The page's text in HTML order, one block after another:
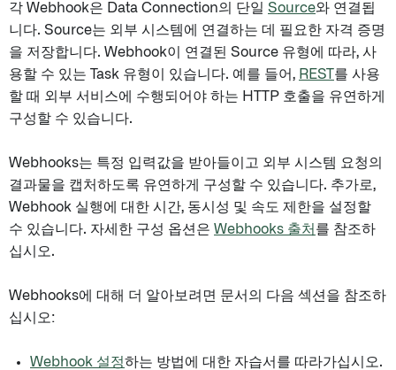
각 Webhook은 Data Connection의 단일 Source와 연결됩
니다. Source는 외부 시스템에 연결하는 데 필요한 자격 증명
을 저장합니다. Webhook이 연결된 Source 유형에 따라, 사
용할 수 있는 Task 유형이 있습니다. 예를 들어, REST를 사용
할 때 외부 서비스에 수행되어야 하는 HTTP 호출을 유연하게
구성할 수 있습니다.
Webhooks는 특정 입력값을 받아들이고 외부 시스템 요청의
결과물을 캡처하도록 유연하게 구성할 수 있습니다. 추가로,
Webhook 실행에 대한 시간, 동시성 및 속도 제한을 설정할
수 있습니다. 자세한 구성 옵션은 Webhooks 출처 를 참조하
십시오.
Webhooks에 대해 더 알아보려면 문서의 다음 섹션을 참조하
십시오:
Webhook 설정하는 방법에 대한 자습서를 따라가십시오.